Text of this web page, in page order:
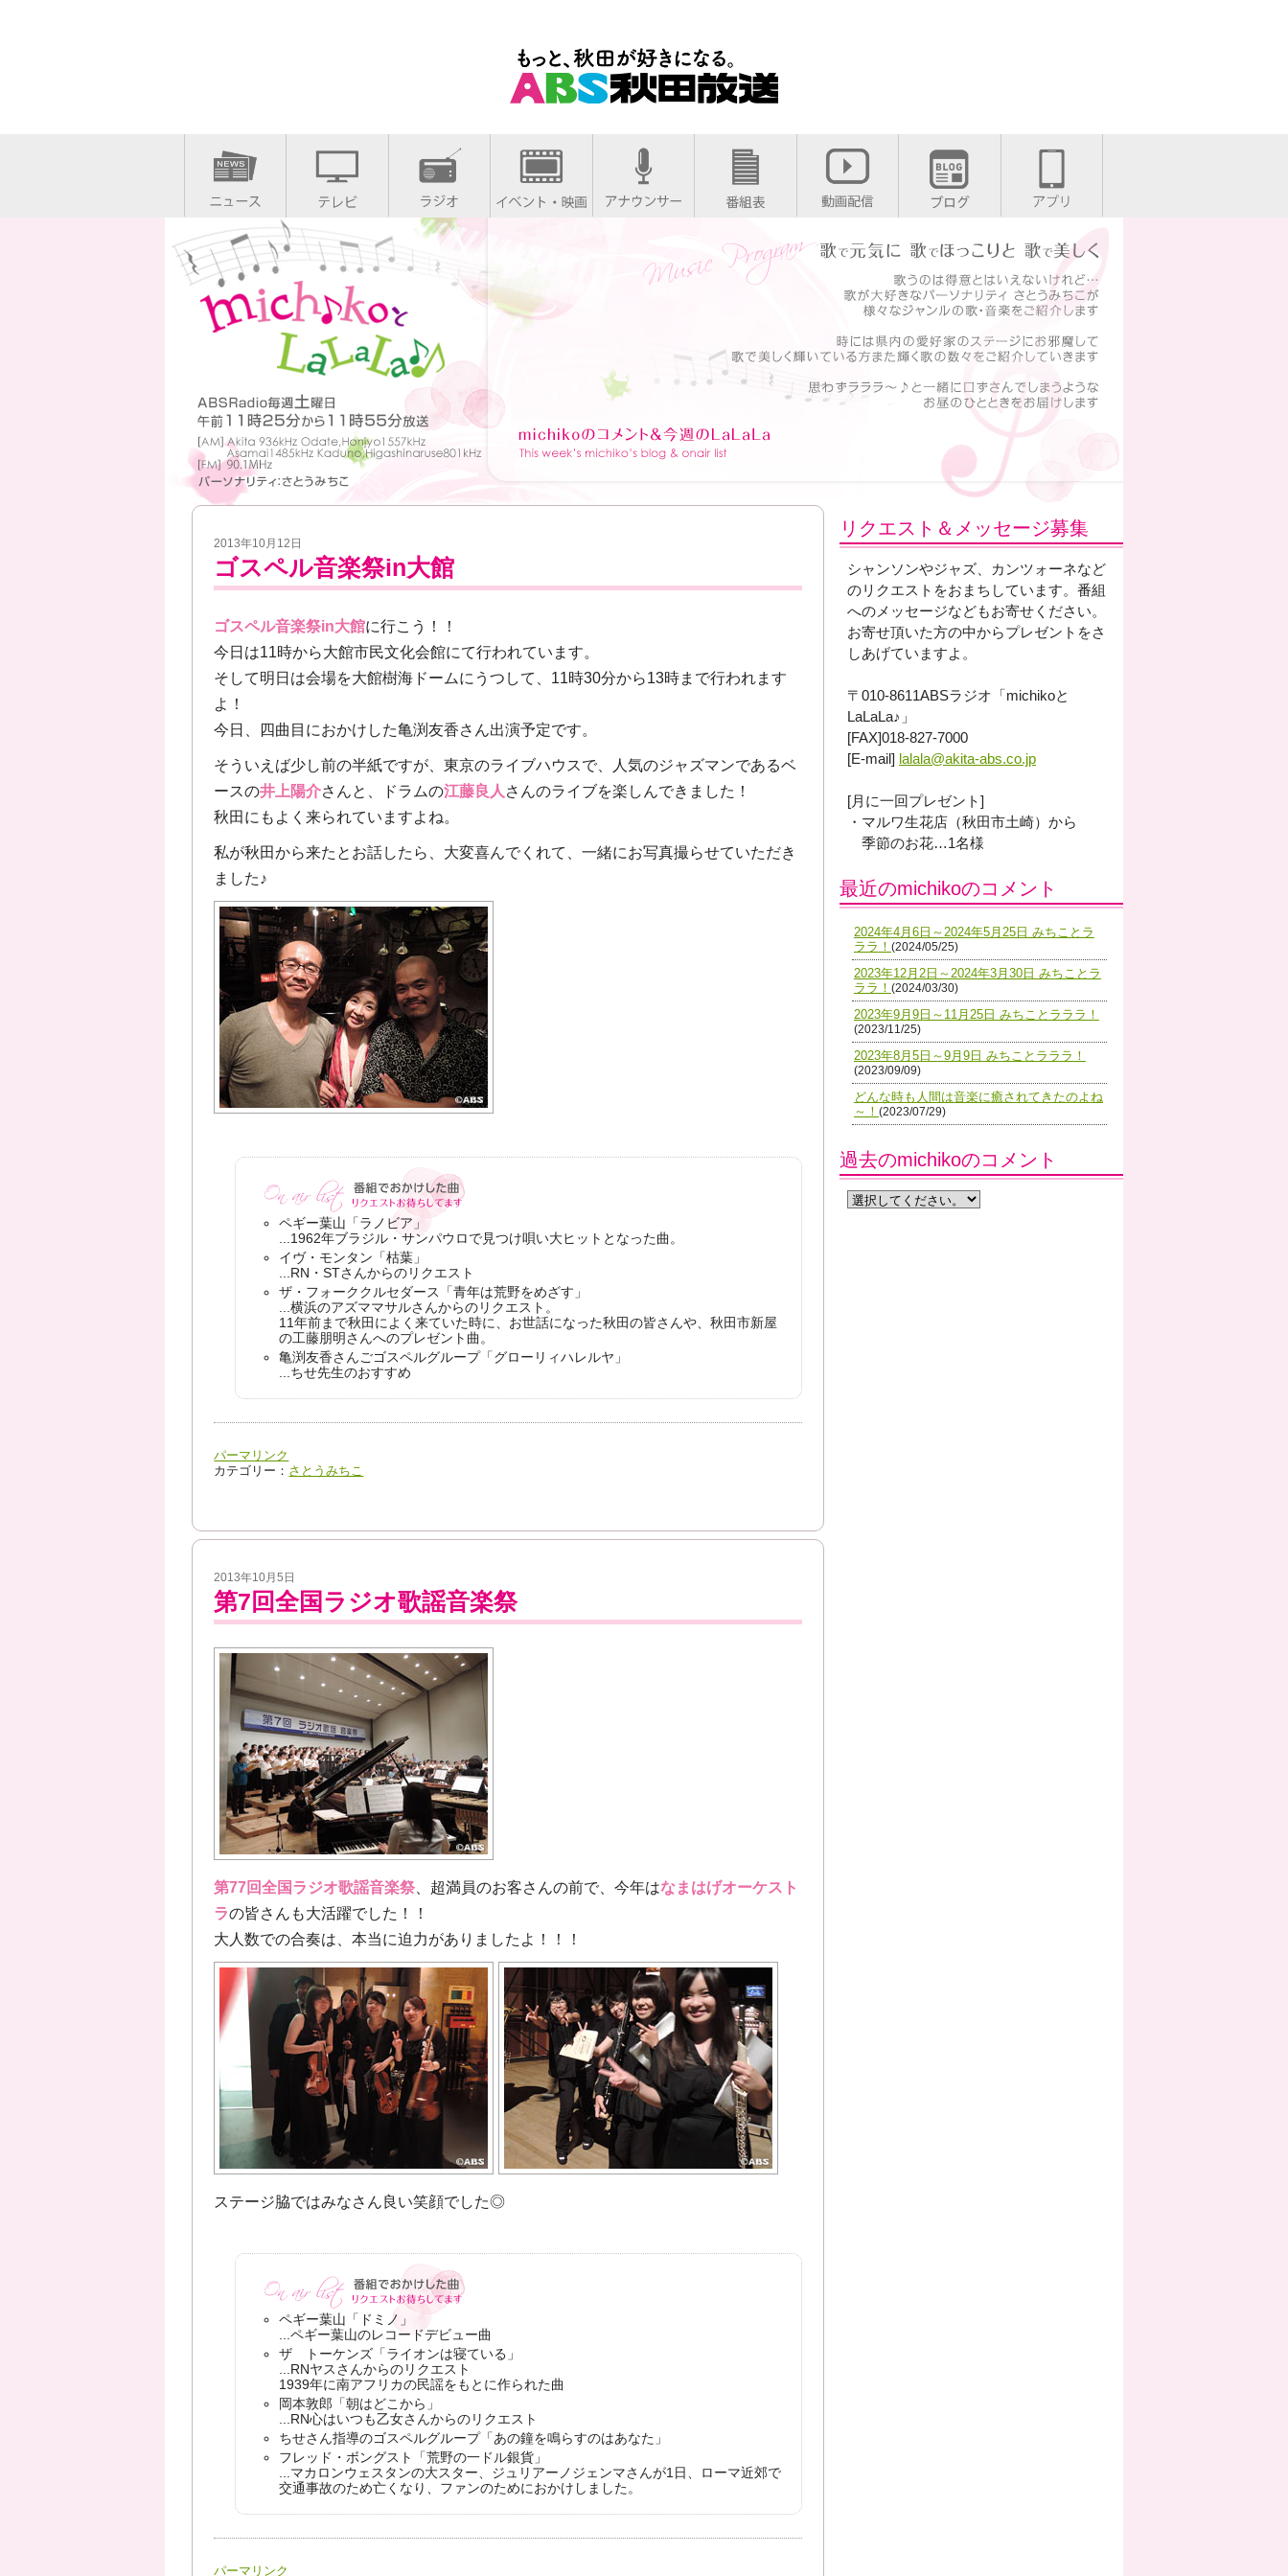
2013年10月12日
ゴスペル音楽祭in大館
ゴスペル音楽祭in大館に行こう！！
今日は11時から大館市民文化会館にて行われています。
そして明日は会場を大館樹海ドームにうつして、11時30分から13時まで行われます
よ！
今日、四曲目におかけした亀渕友香さん出演予定です。
そういえば少し前の半紙ですが、東京のライブハウスで、人気のジャズマンであるベ
ースの井上陽介さんと、ドラムの江藤良人 さんのライブを楽しんできました！
秋田にもよく来られていますよね。
私が秋田から来たとお話したら、大変喜んでくれて、一緒にお写真撮らせていただき
ました♪
ペギー葉山「ラノビア」
...1962年ブラジル・サンパウロで見つけ唄い大ヒットとなった曲。
イヴ・モンタン「枯葉」
...RN・STさんからのリクエスト
ザ・フォーククルセダース「青年は荒野をめざす」
...横浜のアズママサルさんからのリクエスト。
11年前まで秋田によく来ていた時に、お世話になった秋田の皆さんや、秋田市新屋
の工藤朋明さんへのプレゼント曲。
亀渕友香さんごゴスペルグループ「グローリィハレルヤ」
...ちせ先生のおすすめ
パーマリンク
カテゴリー： さとうみちこ
2013年10月5日
第7回全国ラジオ歌謡音楽祭
第77回全国ラジオ歌謡音楽祭 超満員のお客さんの前で、今年はなまはげオーケスト
ラの皆さんも大活躍でした！！
大人数での合奏は、本当に迫力がありましたよ！！！
ステージ脇ではみなさん良い笑顔でした◎
ペギー葉山「ドミノ」
...ペギー葉山のレコードデビュー曲
ザ トーケンズ「ライオンは寝ている」
...RNヤスさんからのリクエスト
1939年に南アフリカの民謡をもとに作られた曲
岡本敦郎「朝はどこから」
...RN心はいつも乙女さんからのリクエスト
ちせさん指導のゴスペルグループ「あの鐘を鳴らすのはあなた」
フレッド・ボングスト「荒野の一ドル銀貨」
...マカロンウェスタンの大スター、ジュリアーノジェンマさんが1日、ローマ近郊で
交通事故のため亡くなり、ファンのためにおかけしました。
パーマリンク
リクエスト＆メッセージ募集
シャンソンやジャズ、カンツォーネなど
のリクエストをおまちしています。番組
へのメッセージなどもお寄せください。
お寄せ頂いた方の中からプレゼントをさ
しあげていますよ。
〒010-8611ABSラジオ「michikoと
LaLaLa♪」
[FAX]018-827-7000
[E-mail] lalala@akita-abs.co.jp
[月に一回プレゼント]
・マルワ生花店（秋田市土崎）から
季節のお花…1名様
最近のmichikoのコメント
2024年4月6日～2024年5月25日 みちことラ
ララ！ (2024/05/25)
2023年12月2日～2024年3月30日 みちことラ
ララ！ (2024/03/30)
2023年9月9日～11月25日 みちことラララ！
(2023/11/25)
2023年8月5日～9月9日 みちことラララ！
(2023/09/09)
どんな時も人間は音楽に癒されてきたのよね
～！ (2023/07/29)
過去のmichikoのコメント